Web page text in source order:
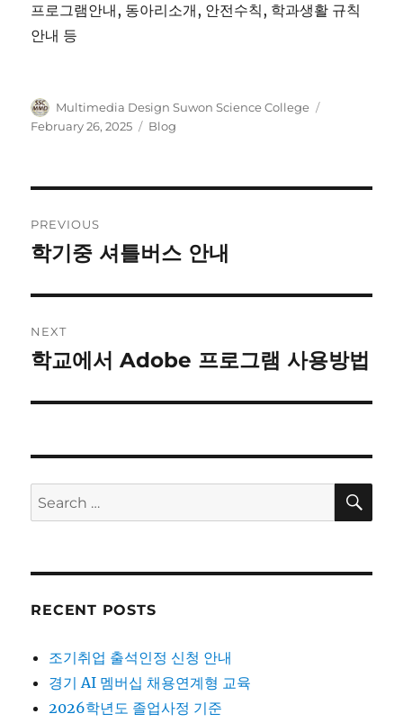
프로그램안내, 동아리소개, 안전수칙, 학과생활 규칙
안내 등
Author
Multimedia Design Suwon Science College
February 26, 2025 Categories
Blog
navigation
PREVIOUS
Previous
학기중 셔틀버스 안내
NEXT
Next
학교에서 Adobe 프로그램 사용방법
Search
for:
RECENT POSTS
조기취업 출석인정 신청 안내
경기 AI 멤버십 채용연계형 교육
2026학년도 졸업사정 기준